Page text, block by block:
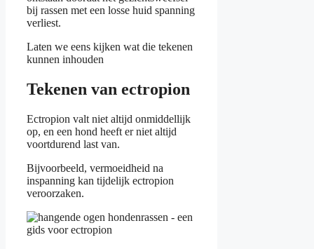
bij rassen met een losse huid spanning
verliest.
Laten we eens kijken wat die tekenen
kunnen inhouden
Tekenen van ectropion
Ectropion valt niet altijd onmiddellijk
op, en een hond heeft er niet altijd
voortdurend last van.
Bijvoorbeeld, vermoeidheid na
inspanning kan tijdelijk ectropion
veroorzaken.